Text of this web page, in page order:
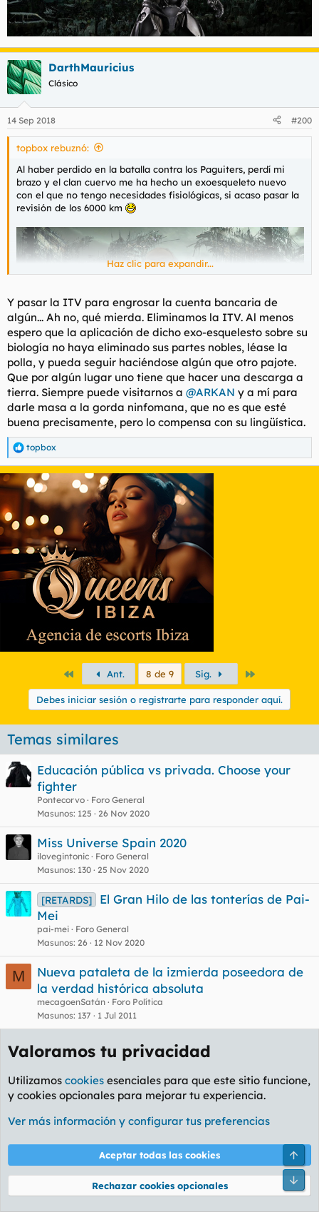
DarthMauricius
Clásico
14 Sep 2018 #200
topbox rebuznó:
Al haber perdido en la batalla contra los Paguiters, perdí mi
brazo y el clan cuervo me ha hecho un exoesqueleto nuevo
con el que no tengo necesidades fisiológicas, si acaso pasar la
revisión de los 6000 km
Haz clic para expandir...
Y pasar la ITV para engrosar la cuenta bancaria de
algún... Ah no, qué mierda. Eliminamos la ITV. Al menos
espero que la aplicación de dicho exo-esquelesto sobre su
biología no haya eliminado sus partes nobles, léase la
polla, y pueda seguir haciéndose algún que otro pajote.
Que por algún lugar uno tiene que hacer una descarga a
tierra. Siempre puede visitarnos a @ARKAN y a mí para
darle masa a la gorda ninfomana, que no es que esté
buena precisamente, pero lo compensa con su lingüística.
R
e
a
c
o
n
s
topbox
PrimeroAnt. 8 de 9 Sig.
Debes iniciar sesión o registrarte para responder aquí.
Temas similares
Educación pública vs privada. Choose your
fighter
Pontecorvo
Foro General
Masunos 125 26 Nov 2020
Miss Universe Spain 2020
ilovegintonic
Foro General
Masunos 130 25 Nov 2020
[RETARDS]
El Gran Hilo de las tonterías de Pai-
Mei
pai-mei
Foro General
Masunos 26 12 Nov 2020
M
Nueva pataleta de la izmierda poseedora de
la verdad histórica absoluta
mecagoenSatán
Foro Política
Masunos 137 1 Jul 2011
T ¿Quien perdió Europa?
tango
Foro Política
Valoramos tu privacidad
Utilizamos cookies esenciales para que este sitio funcione,
y cookies opcionales para mejorar tu experiencia.
Ver más información y configurar tus preferencias
Aceptar todas las cookies
Rechazar cookies opcionales
Pie